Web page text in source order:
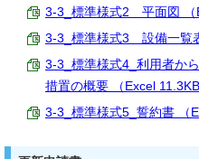
3-3_標準様式2 平面図 （
3-3_標準様式3 設備一覧
3-3_標準様式4_利用者か
措置の概要 （Excel 11.3KB
3-3_標準様式5_誓約書 （